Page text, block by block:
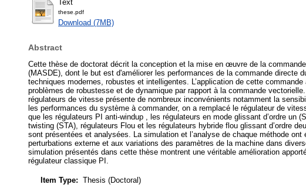
Text
these.pdf
Download (7MB)
Abstract
Cette thèse de doctorat décrit la conception et la mise en œuvre de la
(MASDE), dont le but est d'améliorer les performances de la commande directe
techniques modernes, robustes et intelligentes. L’application de cette
problèmes de robustesse et de dynamique par rapport à la commande
régulateurs de vitesse présente de nombreux inconvénients notamment la
les performances du système à commander, on a remplacé le régulateur de
que les régulateurs PI anti-windup , les régulateurs en mode glissant d’ordre un
twisting (STA), régulateurs Flou et les régulateurs hybride flou glissant d’ordre
sont présentées et analysées. La simulation et l’analyse de chaque méthode
perturbations externe et aux variations des paramètres de la machine dans
simulation présentés dans cette thèse montrent une véritable amélioration
régulateur classique PI.
Item Type: Thesis (Doctoral)